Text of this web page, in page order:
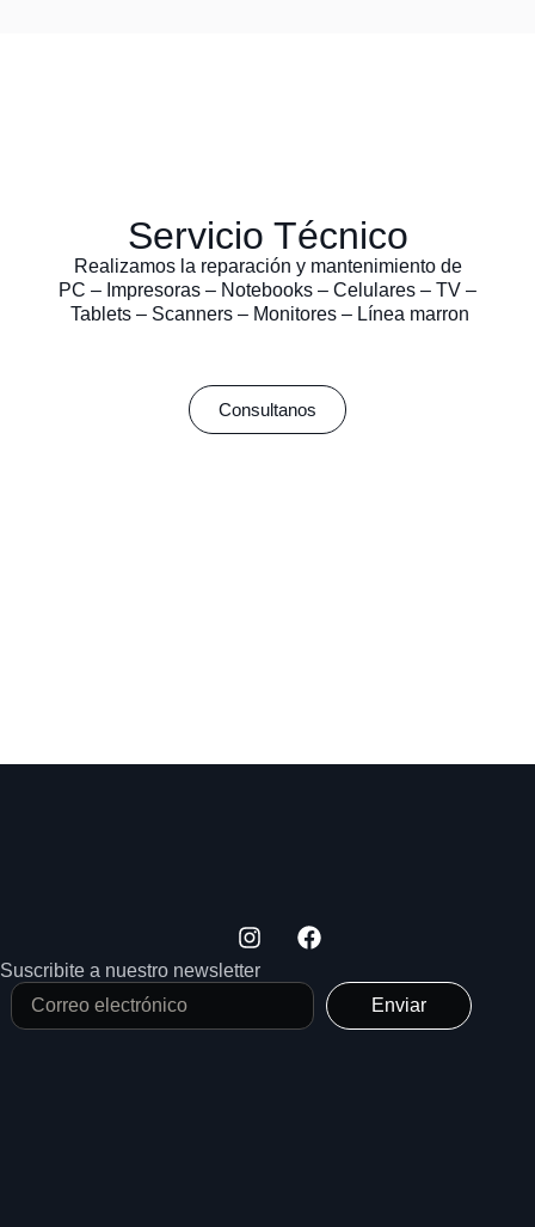
Servicio Técnico
Realizamos la reparación y mantenimiento de
PC – Impresoras – Notebooks – Celulares – TV –
Tablets – Scanners – Monitores – Línea marron
Consultanos
Suscribite a nuestro newsletter
Enviar